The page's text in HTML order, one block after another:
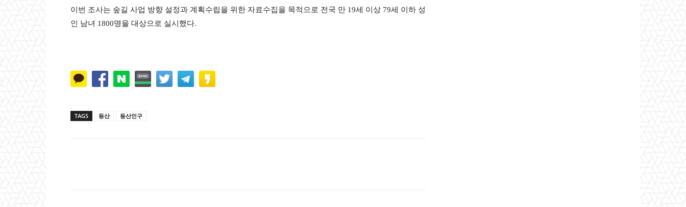
이번 조사는 숲길 사업 방향 설정과 계획수립을 위한 자료수집을 목적으로 전국 만 19세 이상 79세 이하 성
인 남녀 1800명을 대상으로 실시했다.
TAGS 등산 등산인구